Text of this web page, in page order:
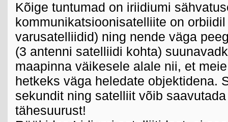
Kõige tuntumad on iriidiumi
kommunikatsioonisatelliite on
varusatelliidid) ning nende väga
(3 antenni satelliidi kohta)
maapinna väikesele alale nii, et
hetkeks väga heledate objektidena.
sekundit ning satelliit võib
tähesuurust!